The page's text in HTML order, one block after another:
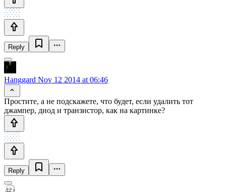
Reply
Hanggard Nov 12 2014 at 06:46
Простите, а не подскажете, что будет, если удалить тот
джампер, диод и транзистор, как на картинке?
Reply